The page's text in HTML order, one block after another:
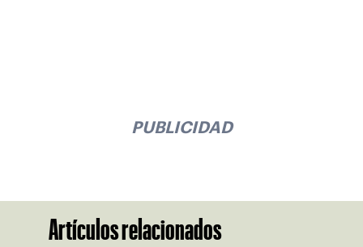
PUBLICIDAD
Artículos relacionados